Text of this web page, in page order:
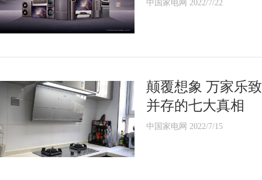
中国家电网 2022/7/22
颠覆想象 万家乐
并存的七大真相
中国家电网 2022/7/15